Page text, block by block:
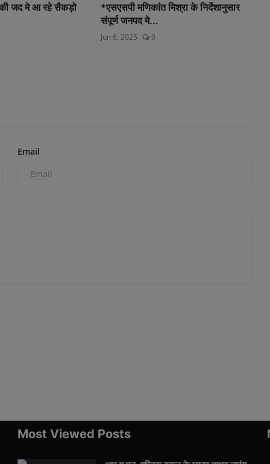
जद मे आ रहे सैकड़ो
*एसएसपी मणिकांत मिश्रा के निर्देशानुसार
संपूर्ण जनपद मे...
Jun 6, 2025 0
Email
Most Viewed Posts